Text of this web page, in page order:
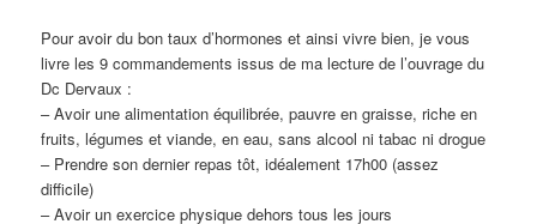
Pour avoir du bon taux d’hormones et ainsi vivre bien, je vous
livre les 9 commandements issus de ma lecture de l’ouvrage du
Dc Dervaux :
– Avoir une alimentation équilibrée, pauvre en graisse, riche en
fruits, légumes et viande, en eau, sans alcool ni tabac ni drogue
– Prendre son dernier repas tôt, idéalement 17h00 (assez
difficile)
– Avoir un exercice physique dehors tous les jours